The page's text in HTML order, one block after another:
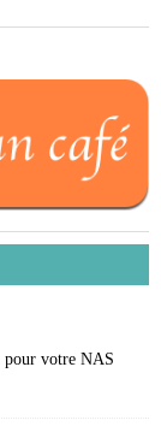
pour votre NAS